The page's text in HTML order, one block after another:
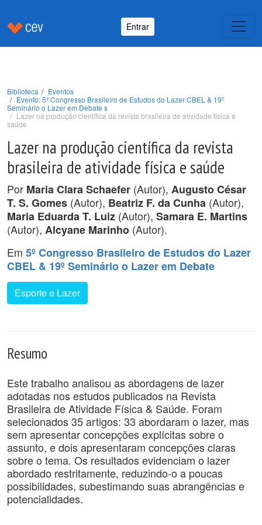
Entrar
Biblioteca
Eventos
Evento: 5º Congresso Brasileiro de Estudos do Lazer CBEL & 19º
Seminário o Lazer em Debate s
Lazer na produção científica da revista brasileira de atividade física e
saúde
Lazer na produção científica da revista
brasileira de atividade física e saúde
Por Maria Clara Schaefer (Autor), Augusto César
T. S. Gomes (Autor), Beatriz F. da Cunha (Autor),
Maria Eduarda T. Luiz (Autor), Samara E. Martins
(Autor), Alcyane Marinho (Autor).
Em 5º Congresso Brasileiro de Estudos do Lazer
CBEL & 19º Seminário o Lazer em Debate
Esporte e Lazer
Resumo
Este trabalho analisou as abordagens de lazer
adotadas nos estudos publicados na Revista
Brasileira de Atividade Física & Saúde. Foram
selecionados 35 artigos: 33 abordaram o lazer, mas
sem apresentar concepções explícitas sobre o
assunto, e dois apresentaram concepções claras
sobre o tema. Os resultados evidenciam o lazer
abordado restritamente, reduzindo-o a poucas
possibilidades, subestimando suas abrangências e
potencialidades.